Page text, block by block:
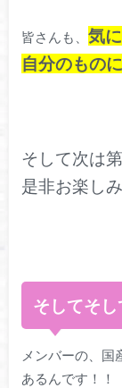
皆さんも、 気
自分のもの
そして次は
是非お楽し
そしてそし
メンバーの、
あるんです！！